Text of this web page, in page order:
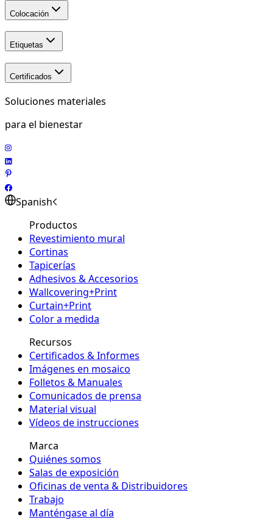
Colocación
Etiquetas
Certificados
Soluciones materiales
para el bienestar
Spanish
Productos
Revestimiento mural
Cortinas
Tapicerías
Adhesivos & Accesorios
Wallcovering+Print
Curtain+Print
Color a medida
Recursos
Certificados & Informes
Imágenes en mosaico
Folletos & Manuales
Comunicados de prensa
Material visual
Vídeos de instrucciones
Marca
Quiénes somos
Salas de exposición
Oficinas de venta & Distribuidores
Trabajo
Manténgase al día